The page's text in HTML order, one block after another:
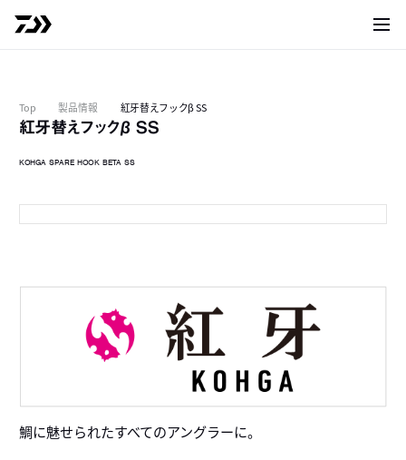
サイ
Top 製品情報 紅牙替えフックβ SS
紅牙替えフックβ SS
KOHGA SPARE HOOK BETA SS
鯛に魅せられたすべてのアングラーに。